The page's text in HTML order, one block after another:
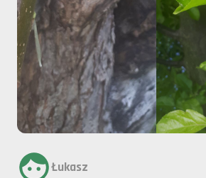
Łukasz